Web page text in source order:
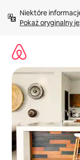
treści Pokaż oryginalny